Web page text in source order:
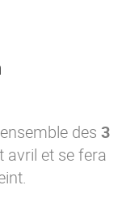
des 3
avril et se fera